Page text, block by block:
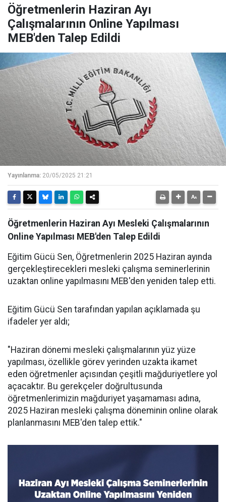
Öğretmenlerin Haziran Ayı
Çalışmalarının Online Yapılması
MEB'den Talep Edildi
Yayınlanma: 20/05/2025 21:21
Öğretmenlerin Haziran Ayı Mesleki Çalışmalarının
Online Yapılması MEB'den Talep Edildi
Eğitim Gücü Sen, Öğretmenlerin 2025 Haziran ayında
gerçekleştirecekleri mesleki çalışma seminerlerinin
uzaktan online yapılmasını MEB'den yeniden talep etti.
Eğitim Gücü Sen tarafından yapılan açıklamada şu
ifadeler yer aldı;
"Haziran dönemi mesleki çalışmalarının yüz yüze
yapılması, özellikle görev yerinden uzakta ikamet
eden öğretmenler açısından çeşitli mağduriyetlere yol
açacaktır. Bu gerekçeler doğrultusunda
öğretmenlerimizin mağduriyet yaşamaması adına,
2025 Haziran mesleki çalışma döneminin online olarak
planlanmasını MEB'den talep ettik."